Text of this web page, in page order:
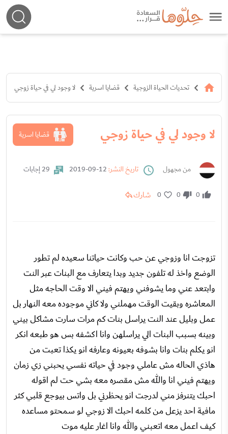
تحديات الحياة الزوجية قضايا اسرية لا وجود لي في حياة زوجي
لا وجود لي في حياة زوجي قضايا اسرية
من مجهول تاريخ النشر: 29 إجابات
0
0
0 شارك
تزوجت انا وزوجي عن حب وكانت حياتنا سعيده لم تطور
الوضع واخذ له تلفون جديد وبدا يتعارف مع البنات عبر النت
وابتعد عني وما يشوفني ويهتم فيني الا وقت الحاجه مثل
المعاشره وبقيت الوقت مهملني ولا كاني موجوده معه النهار بل
عمل وبليل عند النت يراسل بنات كم مرات سارت مشاكل بيني
وبينه بسبب البنات الي يراسلهن وانا اكشفه بس هو طبعه انكر
انو يكلم بنات وانا بشوفه بعيونه وعارفه انو يكذا تعبت من
هاذي الحاله مش عاملي وجود في حياته نفسي يحبني زي زمان
ويهتم فيني انا والله مش مقصره معه بشي حت لم اقوله
احبك يتنرفز مني لدرجت انو يحظرني بل واتس بيوجع قلبي كثر
مافية احد يزعل من كلمه احبك الا زوجي لو سمحتو مساعده
كيف اعمل معه اتعبني والله وانا اغار عليه موت